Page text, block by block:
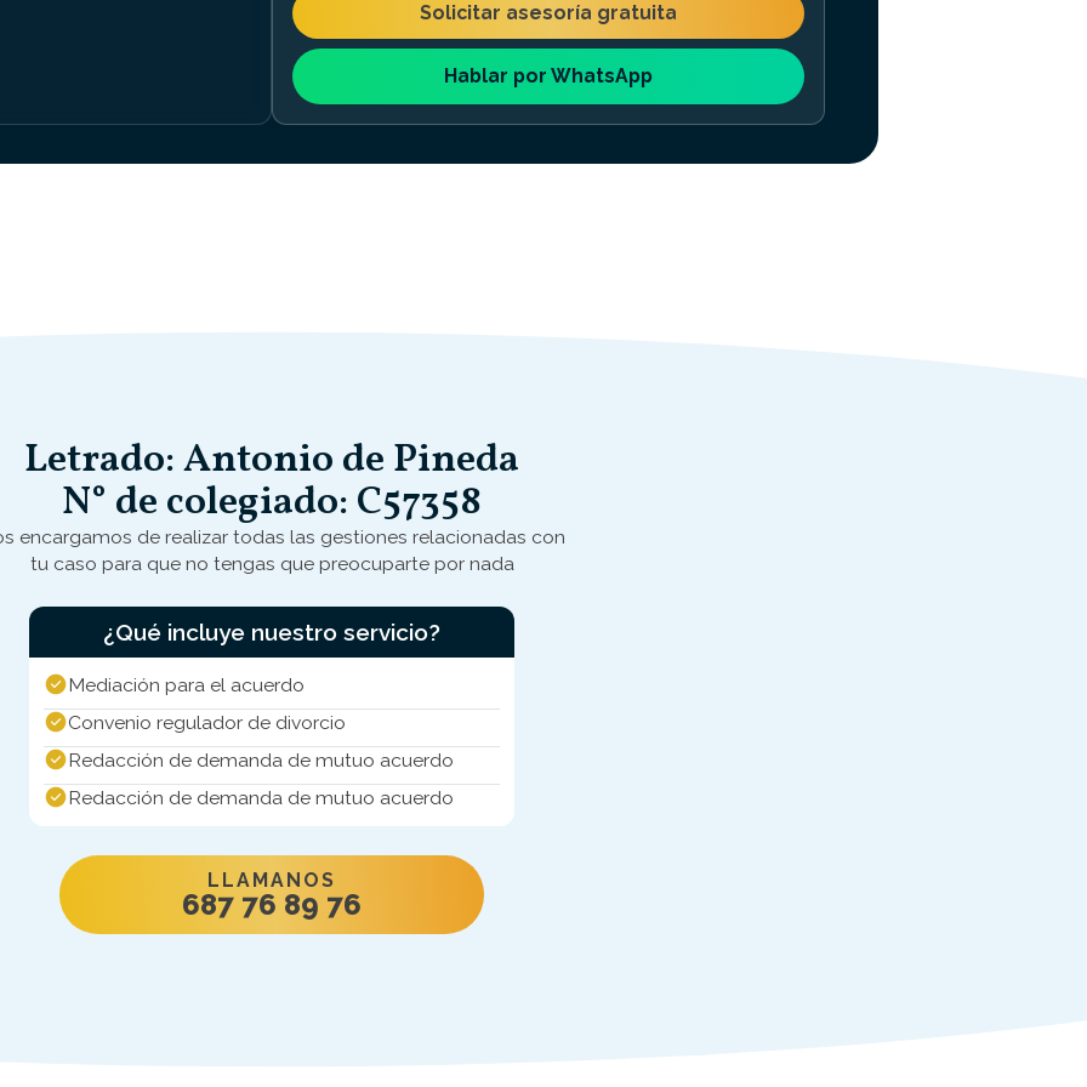
Solicitar asesoría gratuita
Hablar por WhatsApp
Letrado: Antonio de Pineda
N° de colegiado: C57358
encargamos de realizar todas las gestiones relacionadas con
tu caso para que no tengas que preocuparte por nada
¿Qué incluye nuestro servicio?
Mediación para el acuerdo
Convenio regulador de divorcio
Redacción de demanda de mutuo acuerdo
Redacción de demanda de mutuo acuerdo
LLAMANOS
687 76 89 76